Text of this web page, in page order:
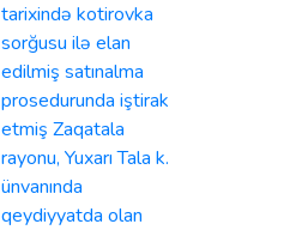
tarixində kotirovka
sorğusu ilə elan
edilmiş satınalma
prosedurunda iştirak
etmiş Zaqatala
rayonu, Yuxarı Tala k.
ünvanında
qeydiyyatda olan